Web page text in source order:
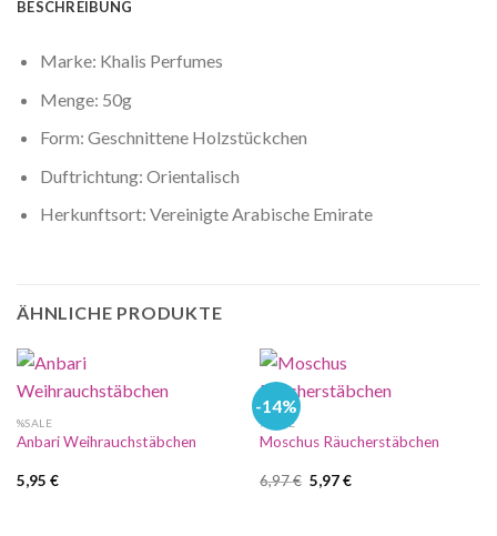
BESCHREIBUNG
Marke: Khalis Perfumes
Menge: 50g
Form: Geschnittene Holzstückchen
Duftrichtung: Orientalisch
Herkunftsort: Vereinigte Arabische Emirate
ÄHNLICHE PRODUKTE
%SALE
Anbari Weihrauchstäbchen
5,95 €
-14%
%SALE
Moschus Räucherstäbchen
6,97€ Ursprünglicher
Preis
5,97€Aktueller